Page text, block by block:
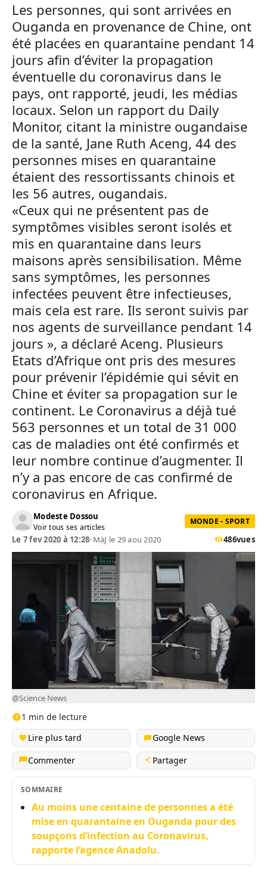
Les personnes, qui sont arrivées en
Ouganda en provenance de Chine, ont
été placées en quarantaine pendant 14
jours afin d’éviter la propagation
éventuelle du coronavirus dans le
pays, ont rapporté, jeudi, les médias
locaux. Selon un rapport du Daily
Monitor, citant la ministre ougandaise
de la santé, Jane Ruth Aceng, 44 des
personnes mises en quarantaine
étaient des ressortissants chinois et
les 56 autres, ougandais.
«Ceux qui ne présentent pas de
symptômes visibles seront isolés et
mis en quarantaine dans leurs
maisons après sensibilisation. Même
sans symptômes, les personnes
infectées peuvent être infectieuses,
mais cela est rare. Ils seront suivis par
nos agents de surveillance pendant 14
jours », a déclaré Aceng. Plusieurs
Etats d’Afrique ont pris des mesures
pour prévenir l’épidémie qui sévit en
Chine et éviter sa propagation sur le
continent. Le Coronavirus a déjà tué
563 personnes et un total de 31 000
cas de maladies ont été confirmés et
leur nombre continue d’augmenter. Il
n’y a pas encore de cas confirmé de
coronavirus en Afrique.
Modeste Dossou
Voir tous ses articles
MONDE - SPORT
Le 7 fev 2020 à 12:28•MàJ le 29 aou 2020 486vues
@Science News
1 min de lecture
Lire plus tard
Google News
Commenter
Partager
SOMMAIRE
Au moins une centaine de personnes a été
mise en quarantaine en Ouganda pour des
soupçons d’infection au Coronavirus,
rapporte l’agence Anadolu.